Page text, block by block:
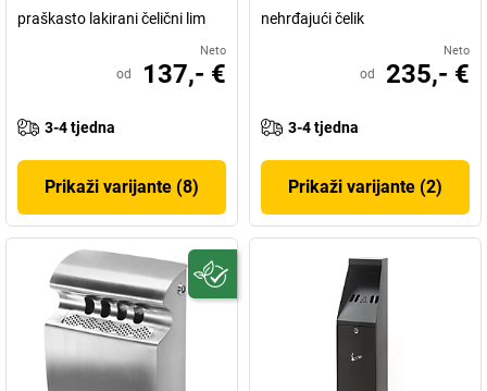
praškasto lakirani čelični lim
Neto
od 137,- €
3-4 tjedna
Prikaži varijante (8)
nehrđajući čelik
Neto
od 235,- €
3-4 tjedna
Prikaži varijante (2)